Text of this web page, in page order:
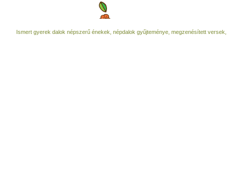
Ismert gyerek dalok népszerű énekek, népdalok gyűjteménye, megzenésített